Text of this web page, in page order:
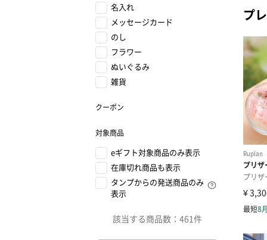
名入れ
メッセージカード
のし
フラワー
ぬいぐるみ
雑貨
クーポン
対象商品
eギフト対象商品のみ表示
在庫切れ商品も表示
タンプからの発送商品のみ
表示
該当する商品数： 461件
プ